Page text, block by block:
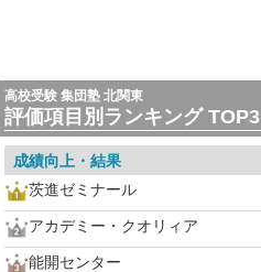
高校受験 集団塾 北関東
評価項目別ランキング TOP3
成績向上・結果
茨進ゼミナール
アカデミー・クオリィア
能開センター